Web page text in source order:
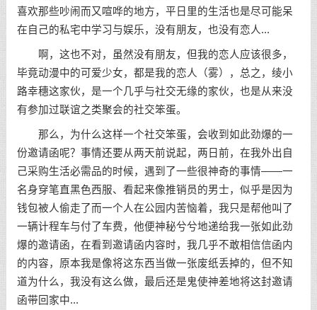
喜欢那些吵闹而又喧哗的地方，平日里的生活也是尽可能呆
在自己的私宅中学习与娱乐，没有朋友，也没有恋人...
啊，这也不对，虽然没有朋友，但我的恋人应该很多，
毕竟动漫中的可爱少女，都是我的恋人（雾），总之，绫小
路幸穗这家伙，是一个几乎与社交无缘的家伙，也是从来没
有参加过联谊之类聚会的社交笨蛋。
那么，为什么这样一个社交笨蛋，会收到如此劲爆的一
份邀请函呢？事情还要从两天前说起，两日前，在我外出自
己采购生活必需品的时候，遇到了一些很神奇的事情——一
名身穿笔直黑色西服、看起来像推销员的男士，似乎是因为
钱包被人偷走了而一个人在公园内苦恼着，我只是帮他叫了
一辆计程车与付了车费，他便神秘兮兮地递给我一张如此劲
爆的邀请函，在看到邀请函内容时，我几乎不敢相信信函内
的内容，原本我是像将这东西当做一张废纸丢掉的，但不知
道为什么，我没有这么做，最后还是鬼使神差地将这封邀请
函带回家中...